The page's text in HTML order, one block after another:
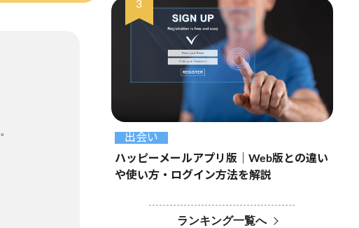
。
出会い
ハッピーメールアプリ版｜Web版との違い
や使い方・ログイン方法を解説
ランキング一覧へ